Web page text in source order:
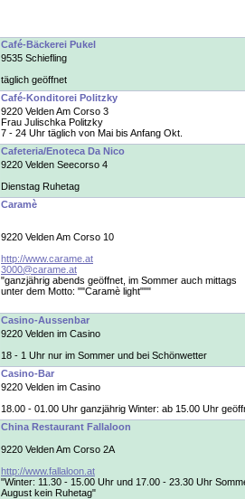
Café-Bäckerei Pukel
9535 Schiefling
täglich geöffnet
Café-Konditorei Politzky
9220 Velden Am Corso 3
Frau Julischka Politzky
7 - 24 Uhr täglich von Mai bis Anfang Okt.
Cafeteria/Enoteca Da Nico
9220 Velden Seecorso 4
Dienstag Ruhetag
Caramè
9220 Velden Am Corso 10
http://www.carame.at
3000@carame.at
"ganzjährig abends geöffnet, im Sommer auch mittags
unter dem Motto: ""Caramè light"""
Casino-Aussenbar
9220 Velden im Casino
18 - 1 Uhr nur im Sommer und bei Schönwetter
Casino-Bar
9220 Velden im Casino
18.00 - 01.00 Uhr ganzjährig Winter: ab 15.00 Uhr
China Restaurant Fallaloon
9220 Velden Am Corso 2A
http://www.fallaloon.at
"Winter: 11.30 - 15.00 Uhr und 17.00 - 23.30 Uhr
August kein Ruhetag"